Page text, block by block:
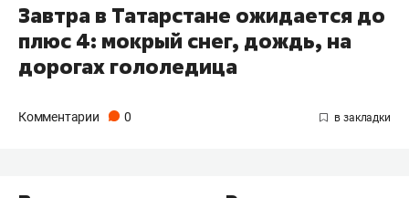
Завтра в Татарстане ожидается до
плюс 4: мокрый снег, дождь, на
дорогах гололедица
Комментарии 0